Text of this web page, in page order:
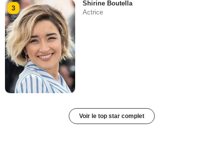
3
Shirine Boutella
Actrice
Voir le top star complet